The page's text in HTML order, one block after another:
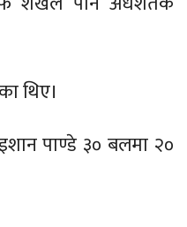
थिए।
पाण्डे ३० बलमा २०